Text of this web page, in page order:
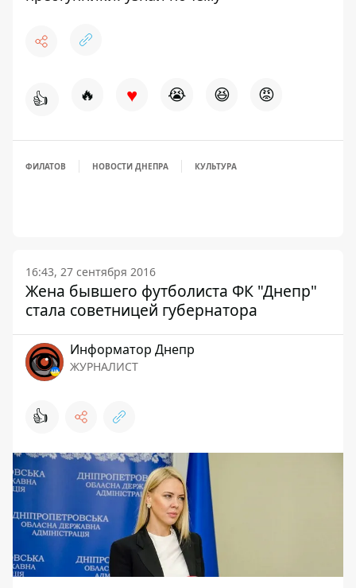
👍 🔥 ♥ 😭 😆 😡
ФИЛАТОВ НОВОСТИ ДНЕПРА КУЛЬТУРА
16:43, 27 сентября 2016
Жена бывшего футболиста ФК "Днепр"
стала советницей губернатора
Информатор Днепр
ЖУРНАЛИСТ
👍